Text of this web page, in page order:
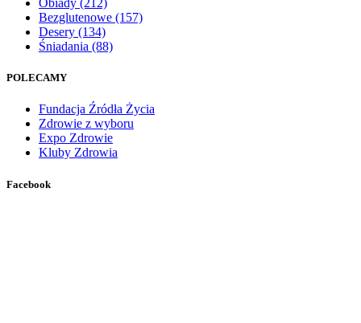
Obiady (212)
Bezglutenowe (157)
Desery (134)
Śniadania (88)
POLECAMY
Fundacja Źródła Życia
Zdrowie z wyboru
Expo Zdrowie
Kluby Zdrowia
Facebook